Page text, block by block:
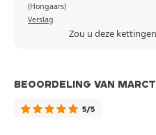
(Hongaars)
Verslag
Zou u deze
BEOORDELING VAN
5/5